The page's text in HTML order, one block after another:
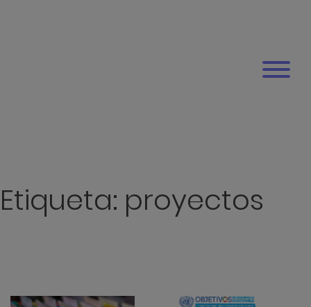
Etiqueta: proyectos